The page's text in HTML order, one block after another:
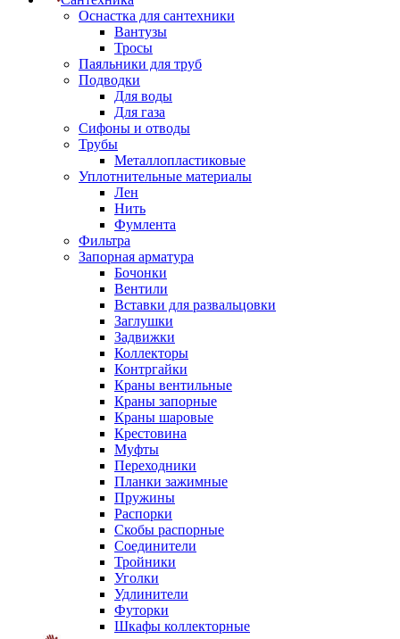
Оснастка для сантехники
Вантузы
Тросы
Паяльники для труб
Подводки
Для воды
Для газа
Сифоны и отводы
Трубы
Металлопластиковые
Уплотнительные материалы
Лен
Нить
Фумлента
Фильтра
Запорная арматура
Бочонки
Вентили
Вставки для развальцовки
Заглушки
Задвижки
Коллекторы
Контргайки
Краны вентильные
Краны запорные
Краны шаровые
Крестовина
Муфты
Переходники
Планки зажимные
Пружины
Распорки
Скобы распорные
Соединители
Тройники
Уголки
Удлинители
Футорки
Шкафы коллекторные